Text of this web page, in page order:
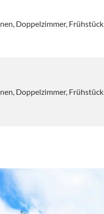
Doppelzimmer, Frühstück
Doppelzimmer, Frühstück